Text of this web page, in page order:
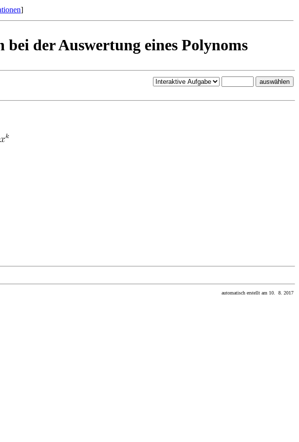
]
der Auswertung eines Polynoms
automatisch erstellt am 10. 8. 2017